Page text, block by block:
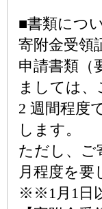
■書類につ
寄附金受領
申請書類（
ましては
2 週間程度
します。
ただし、ご
月程度を要
※※1月1日